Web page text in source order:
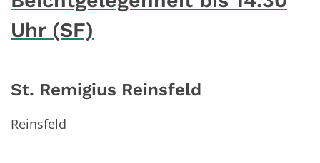
Uhr (SF)
St. Remigius Reinsfeld
Reinsfeld